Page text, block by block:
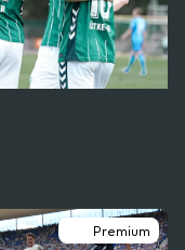
Premium